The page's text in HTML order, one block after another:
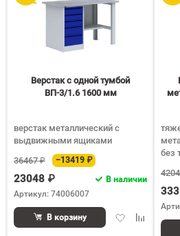
Верстак с одной тумбой
ВП-3/1.6 1600 мм
верстак металлический с
выдвижными ящиками
36467 ₽
−13419 ₽
23048 ₽
В наличии
Артикул: 74006007
ДобавитьДобавить
В корзину
без